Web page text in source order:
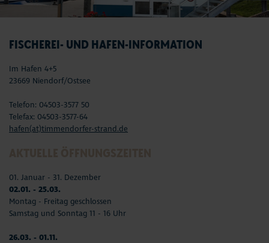
FISCHEREI- UND HAFEN-INFORMATION
Im Hafen 4+5
23669 Niendorf/Ostsee
Telefon: 04503-3577 50
Telefax: 04503-3577-64
hafen(at)timmendorfer-strand.de
01. Januar - 31. Dezember
02.01. - 25.03.
Montag - Freitag geschlossen
Samstag und Sonntag 11 - 16 Uhr
26.03. - 01.11.